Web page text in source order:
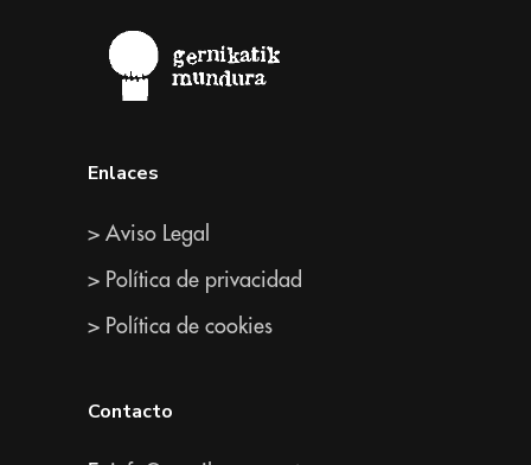
Enlaces
> Aviso Legal
> Política de privacidad
> Política de cookies
Contacto